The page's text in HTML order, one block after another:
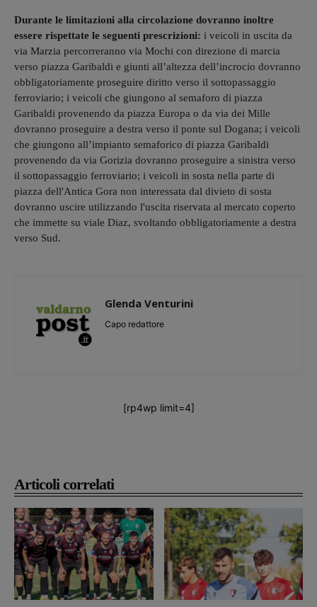
Articoli correlati
Durante le limitazioni alla circolazione dovranno inoltre
essere rispettate le seguenti prescrizioni: i veicoli in uscita da
via Marzia percorreranno via Mochi con direzione di marcia
verso piazza Garibaldi e giunti all’altezza dell’incrocio dovranno
obbligatoriamente proseguire diritto verso il sottopassaggio
ferroviario; i veicoli che giungono al semaforo di piazza
Garibaldi provenendo da piazza Europa o da via dei Mille
dovranno proseguire a destra verso il ponte sul Dogana; i veicoli
che giungono all’impianto semaforico di piazza Garibaldi
provenendo da via Gorizia dovranno proseguire a sinistra verso
il sottopassaggio ferroviario; i veicoli in sosta nella parte di
piazza dell'Antica Gora non interessata dal divieto di sosta
dovranno uscire utilizzando l'uscita riservata al mercato coperto
che immette su viale Diaz, svoltando obbligatoriamente a destra
verso Sud.
Glenda Venturini
Capo redattore
[rp4wp limit=4]